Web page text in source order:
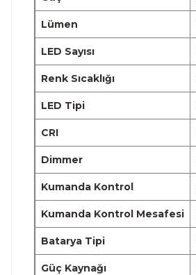
Lümen
LED Sayısı
Renk Sıcaklığı
LED Tipi
CRI
Dimmer
Kumanda Kontrol
Kumanda Kontrol Mesafesi
Batarya Tipi
Güç Kaynağı